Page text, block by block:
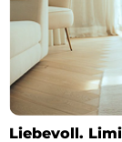
Liebevoll.